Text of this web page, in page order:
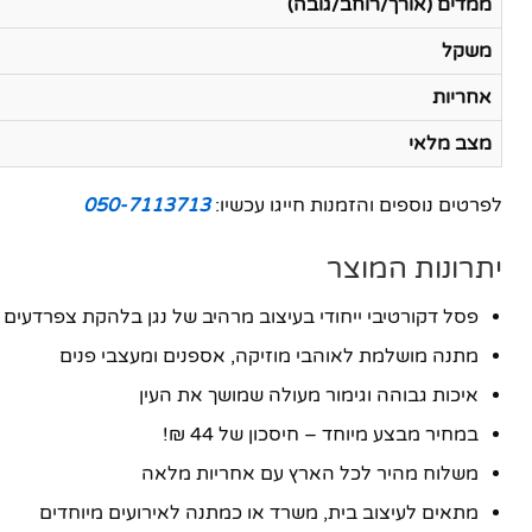
משקל
אחריות
מצב מלאי
לפרטים נוספים והזמנות חייגו עכשיו:050-7113713
יתרונות המוצר
פסל דקורטיבי ייחודי בעיצוב מרהיב של נגן בלהקת צפרדעים
מתנה מושלמת לאוהבי מוזיקה, אספנים ומעצבי פנים
איכות גבוהה וגימור מעולה שמושך את העין
במחיר מבצע מיוחד – חיסכון של 44 ₪!
משלוח מהיר לכל הארץ עם אחריות מלאה
מתאים לעיצוב בית, משרד או כמתנה לאירועים מיוחדים